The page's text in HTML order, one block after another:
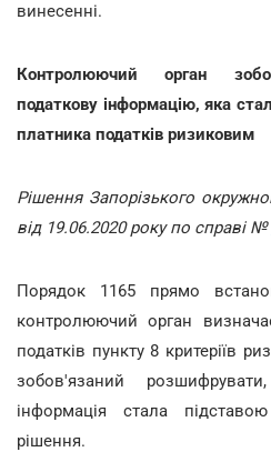
винесенні.
Контролюючий орган
податкову інформацію, яка
платника податків ризиковим
Рішення Запорізького
від 19.06.2020 року по справі №
Порядок 1165 прямо
контролюючий орган
податків пункту 8 критеріїв
зобов'язаний
інформація стала
рішення.